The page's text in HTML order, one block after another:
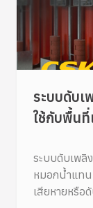
ระบบดับเ
ใช้กับพื้น
ระบบดับเพลิ
หมอกน้ำแท
เสียหายหรือ